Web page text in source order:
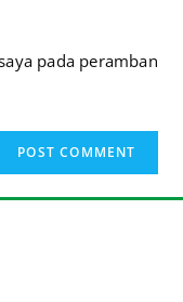
pada peramban
a